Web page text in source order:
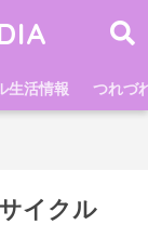
生活情報 つれづ
イクル